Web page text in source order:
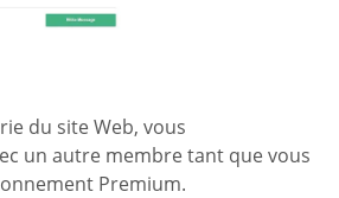
du site Web, vous
un autre membre tant que vous
Premium.